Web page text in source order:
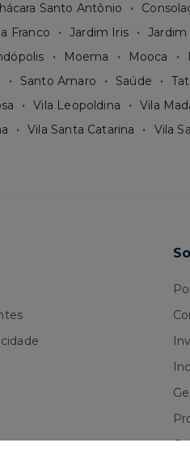
Santo Antônio
Franco Jardim Iris Jardim
Moema Mooca
Santo Amaro Saúde
Vila Leopoldina Vila
Vila Santa Catarina Vila